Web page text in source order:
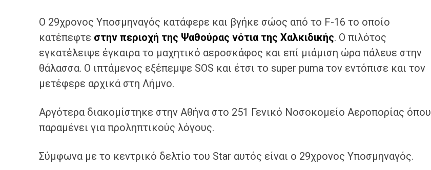
Ο 29χρονος Υποσμηναγός κατάφερε και βγήκε σώος από το F-16 το οποίο
κατέπεφτε στην περιοχή της Ψαθούρας νότια της Χαλκιδικής. Ο πιλότος
εγκατέλειψε έγκαιρα το μαχητικό αεροσκάφος και επί μιάμιση ώρα πάλευε στην
θάλασσα. Ο ιπτάμενος εξέπεμψε SOS και έτσι το super puma τον εντόπισε και τον
μετέφερε αρχικά στη Λήμνο.
Αργότερα διακομίστηκε στην Αθήνα στο 251 Γενικό Νοσοκομείο Αεροπορίας όπου
παραμένει για προληπτικούς λόγους.
Σύμφωνα με το κεντρικό δελτίο του Star αυτός είναι ο 29χρονος Υποσμηναγός.